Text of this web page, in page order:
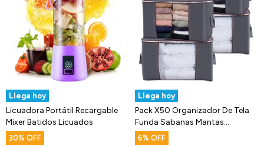
Llega hoy
Licuadora Portátil Recargable
Mixer Batidos Licuados
30
Llega hoy
Pack X50 Organizador De Tela
Funda Sabanas Mantas
Acolchados
6